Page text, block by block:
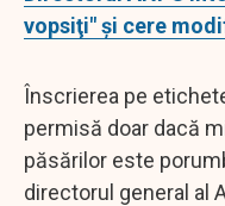
vopsiţi" şi cere
Înscrierea pe
permisă doar dacă
păsărilor este
directorul general al